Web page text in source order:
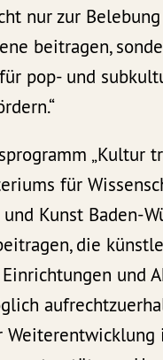
nur zur
beitragen,
pop- und
„Kultur
für
und Kunst Baden-
die
und
Weiterentwicklung